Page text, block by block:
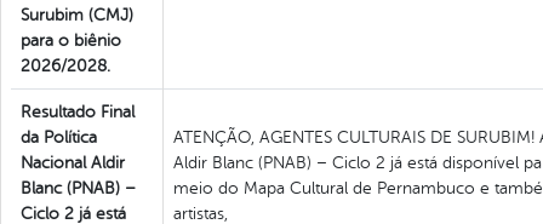
Surubim (CMJ)
para o biênio
2026/2028.
Resultado Final
da Política
Nacional Aldir
Blanc (PNAB) –
Ciclo 2 já está
ATENÇÃO, AGENTES CULTURAIS DE
Aldir Blanc (PNAB) – Ciclo 2 já está disponível
meio do Mapa Cultural de Pernambuco e
artistas,